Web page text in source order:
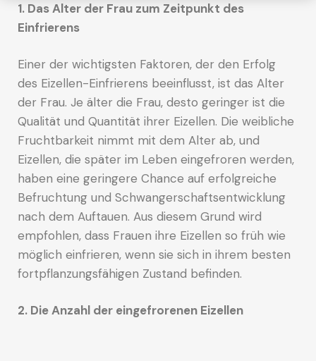
1. Das Alter der Frau zum Zeitpunkt des
Einfrierens
Einer der wichtigsten Faktoren, der den Erfolg
des Eizellen-Einfrierens beeinflusst, ist das Alter
der Frau. Je älter die Frau, desto geringer ist die
Qualität und Quantität ihrer Eizellen. Die weibliche
Fruchtbarkeit nimmt mit dem Alter ab, und
Eizellen, die später im Leben eingefroren werden,
haben eine geringere Chance auf erfolgreiche
Befruchtung und Schwangerschaftsentwicklung
nach dem Auftauen. Aus diesem Grund wird
empfohlen, dass Frauen ihre Eizellen so früh wie
möglich einfrieren, wenn sie sich in ihrem besten
fortpflanzungsfähigen Zustand befinden.
2. Die Anzahl der eingefrorenen Eizellen